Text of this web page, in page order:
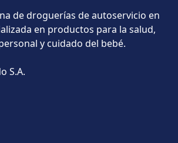
de droguerías de autoservicio en
en productos para la salud,
y cuidado del bebé.
S.A.